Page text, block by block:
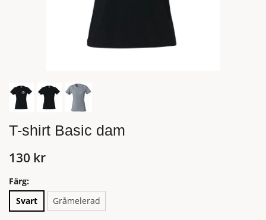
T-shirt Basic dam
130 kr
Färg:
Svart
Gråmelerad